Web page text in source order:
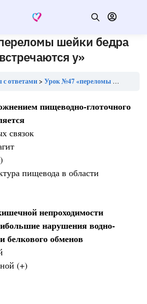
шейки бедра
у»
ответами Урок №47 «переломы шейки бедра чаще всего встречаются у»
пищеводно-глоточного
связок
пищевода в области
непроходимости
нарушения водно-
белкового обменов
(+)